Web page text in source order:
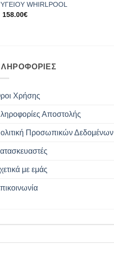
WHIRLPOOL
158.00€
Χρήσης
Αποστολής
Προσωπικών Δεδομένων
με εμάς